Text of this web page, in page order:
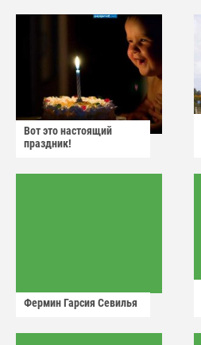
Вот это настоящий
праздник!
Фермин Гарсия Севилья